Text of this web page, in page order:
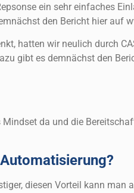
ein sehr einfaches
den Bericht hier auf
hatten wir neulich durch
gibt es demnächst den
da und die
diesen Vorteil kann man